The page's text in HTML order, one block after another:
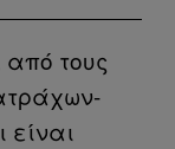
από τους
είναι